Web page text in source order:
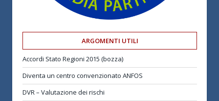
ARGOMENTI UTILI
Accordi Stato Regioni 2015 (bozza)
Diventa un centro convenzionato ANFOS
DVR – Valutazione dei rischi